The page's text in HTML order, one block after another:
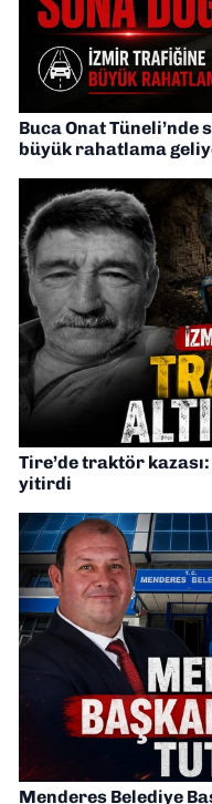
Buca Onat
büyük rahatlama
Tire’de traktör
yitirdi
Menderes Belediye